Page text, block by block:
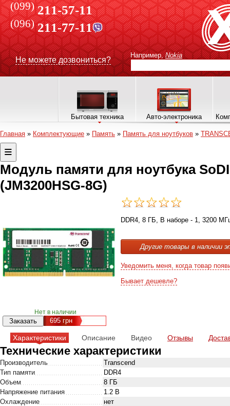
(099) 211-57-11
(096)211-77-11
Не можете дозвониться?
Например, Nokia
Бытовая техника Авто-электроника
Главная » Комплектующие » Память » Память для ноутбуков »
Модуль памяти для ноутбука
(JM3200HSG-8G)
Нет в наличии
695грн
DDR4, 8 ГБ, В наборе - 1, 3200
Другие товары в наличии
Уведомить меня, когда товар
Бывает дешевле?
Характеристики Описание Видео Отзывы
Технические характеристики
Производитель
Transcend
Тип памяти
DDR4
Объем
8 ГБ
Напряжение питания
1.2 В
Охлаждение
нет